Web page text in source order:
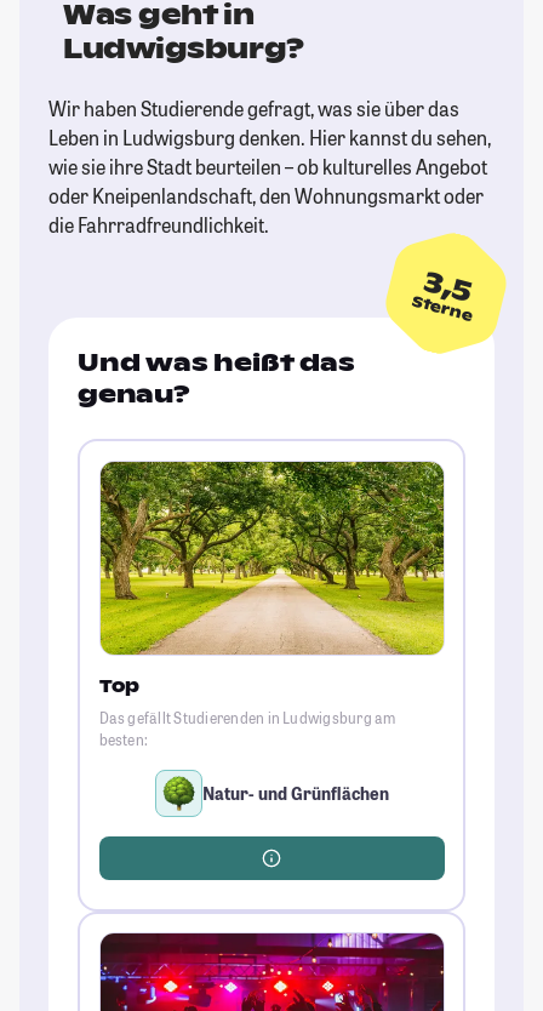
Was geht in
Ludwigsburg?
Wir haben Studierende gefragt, was sie über das
Leben in Ludwigsburg denken. Hier kannst du sehen,
wie sie ihre Stadt beurteilen – ob kulturelles Angebot
oder Kneipenlandschaft, den Wohnungsmarkt oder
die Fahrradfreundlichkeit.
3,5
Sterne
Und was heißt das
genau?
Top
Das gefällt Studierenden in Ludwigsburg am
besten:
Natur- und Grünflächen